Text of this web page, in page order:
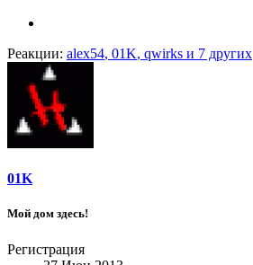
Реакции: alex54, 01K, qwirks и 7 других
01K
Мой дом здесь!
Регистрация